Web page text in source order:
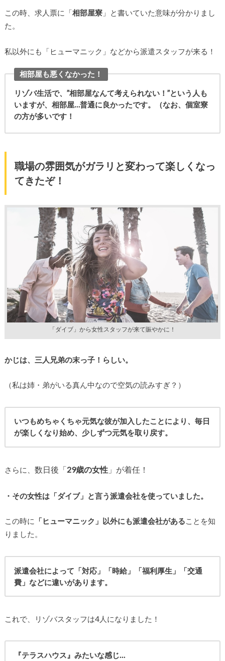
この時、求人票に「相部屋寮」と書いていた意味が分かりまし
た。
私以外にも「ヒューマニック」などから派遣スタッフが来る！
相部屋も悪くなかった！
リゾバ生活で、”相部屋なんて考えられない！”という人も
いますが、相部屋…普通に良かったです。（なお、個室寮
の方が多いです！
職場の雰囲気がガラリと変わって楽しくなっ
てきたぞ！
「ダイブ」から女性スタッフが来て賑やかに！
かじは、三人兄弟の末っ子！らしい。
（私は姉・弟がいる真ん中なので空気の読みすぎ？）
いつもめちゃくちゃ元気な彼が加入したことにより、毎日
が楽しくなり始め、少しずつ元気を取り戻す。
さらに、 数日後「29歳の女性」が着任！
・その女性は「ダイブ」と言う派遣会社を使っていました。
この時に 「ヒューマニック」以外にも派遣会社があることを知
りました。
派遣会社によって「対応」「時給」「福利厚生」「交通
費」などに違いがあります。
これで、リゾバスタッフは4人になりました！
『テラスハウス』みたいな感じ…